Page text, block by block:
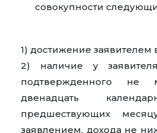
совокупности
1) достижение заявителем
2) наличие у
подтвержденного
двенадцать
предшествующих
заявлением, дохода не